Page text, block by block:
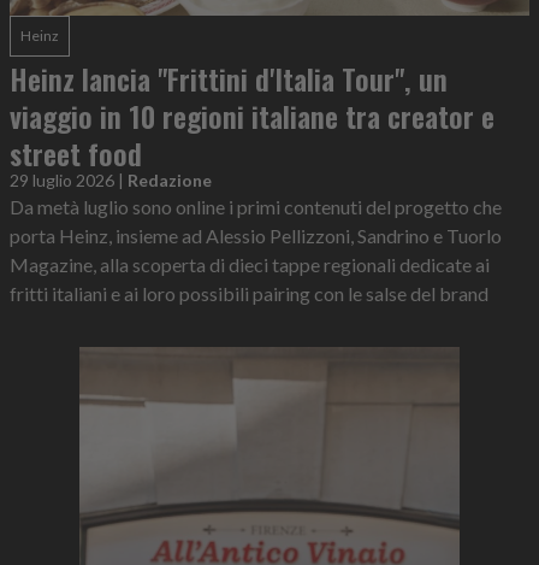
Heinz
Heinz lancia "Frittini d'Italia Tour", un
viaggio in 10 regioni italiane tra creator e
street food
29 luglio 2026 | Redazione
Da metà luglio sono online i primi contenuti del progetto che
porta Heinz, insieme ad Alessio Pellizzoni, Sandrino e Tuorlo
Magazine, alla scoperta di dieci tappe regionali dedicate ai
fritti italiani e ai loro possibili pairing con le salse del brand